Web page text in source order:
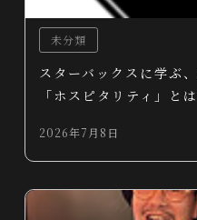
未分類
スターバックスに学ぶ
「ホスピタリティ」とは
2026年7月8日